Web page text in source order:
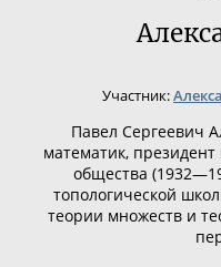
Участник:
Павел Сергеевич
математик,
общества
топологической
теории множеств и